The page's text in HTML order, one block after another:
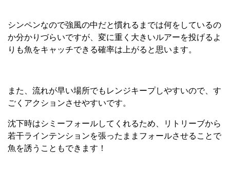
シンペンなので強風の中だと慣れるまでは何をしているの
か分かりづらいですが、変に重く大きいルアーを投げるよ
りも魚をキャッチできる確率は上がると思います。
また、流れが早い場所でもレンジキープしやすいので、す
ごくアクションさせやすいです。
沈下時はシミーフォールしてくれるため、リトリーブから
若干ラインテンションを張ったままフォールさせることで
魚を誘うこともできます！